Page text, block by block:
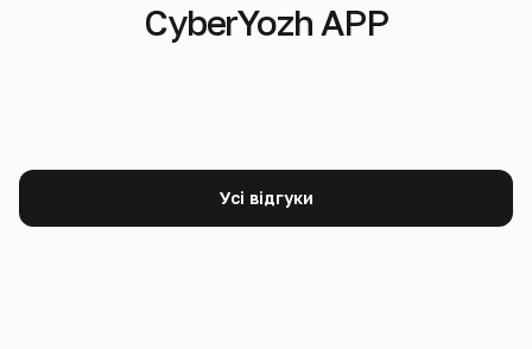
CyberYozh APP
Усі відгуки